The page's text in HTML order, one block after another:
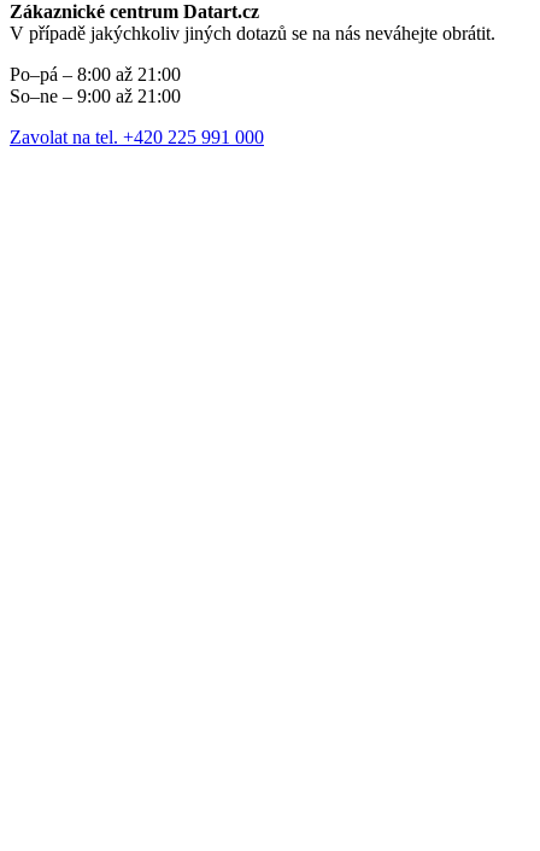
Zákaznické centrum Datart.cz
V případě jakýchkoliv jiných dotazů se na nás neváhejte obrátit.
Po–pá – 8:00 až 21:00
So–ne – 9:00 až 21:00
Zavolat na tel. +420 225 991 000